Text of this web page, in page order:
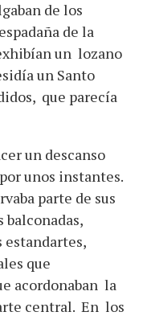
de los
de la
un lozano
un Santo
que parecía
un descanso
unos instantes.
parte de sus
que
acordonaban la
central. En los